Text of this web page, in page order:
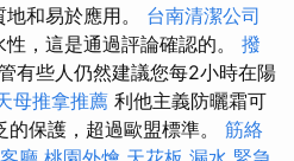
和易於應用。 台南清潔公司
，這是通過評論確認的。 撥
有些人仍然建議您每2小時在陽
母推拿推薦 利他主義防曬霜可
保護，超過歐盟標準。 筋絡